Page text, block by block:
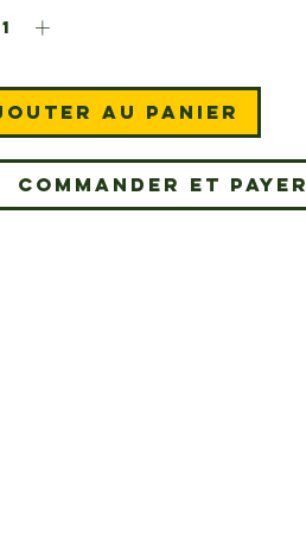
au panier
Commander et payer